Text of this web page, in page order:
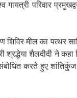
परिवार
शिविर मील का पत्थर
शैलदीदी ने कहा
करते हुए